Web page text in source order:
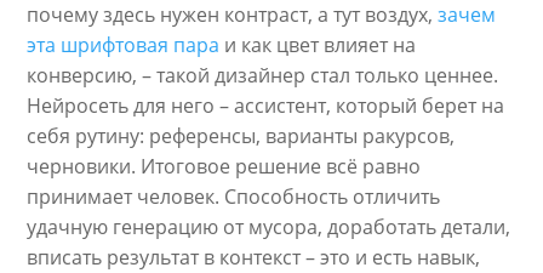
почему здесь нужен контраст, а тут воздух,зачем
эта шрифтовая пара и как цвет влияет на
конверсию, – такой дизайнер стал только ценнее.
Нейросеть для него – ассистент, который берет на
себя рутину: референсы, варианты ракурсов,
черновики. Итоговое решение всё равно
принимает человек. Способность отличить
удачную генерацию от мусора, доработать детали,
вписать результат в контекст – это и есть навык,